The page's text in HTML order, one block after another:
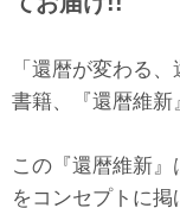
「還暦が変わる
書籍、『還暦維新
この『還暦維新』
をコンセプトに